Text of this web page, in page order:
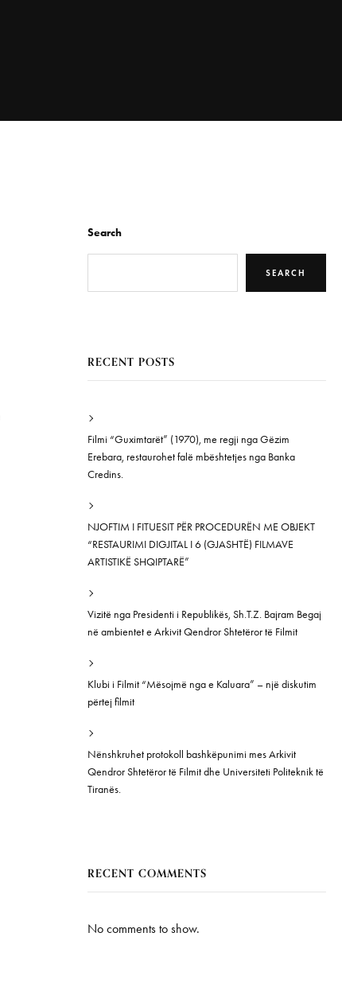
Search
SEARCH
RECENT POSTS
Filmi “Guximtarët” (1970), me regji nga Gëzim
Erebara, restaurohet falë mbështetjes nga Banka
Credins.
NJOFTIM I FITUESIT PËR PROCEDURËN ME OBJEKT
“RESTAURIMI DIGJITAL I 6 (GJASHTË) FILMAVE
ARTISTIKË SHQIPTARË”
Vizitë nga Presidenti i Republikës, Sh.T.Z. Bajram Begaj
në ambientet e Arkivit Qendror Shtetëror të Filmit
Klubi i Filmit “Mësojmë nga e Kaluara” – një diskutim
përtej filmit
Nënshkruhet protokoll bashkëpunimi mes Arkivit
Qendror Shtetëror të Filmit dhe Universiteti Politeknik të
Tiranës.
RECENT COMMENTS
No comments to show.